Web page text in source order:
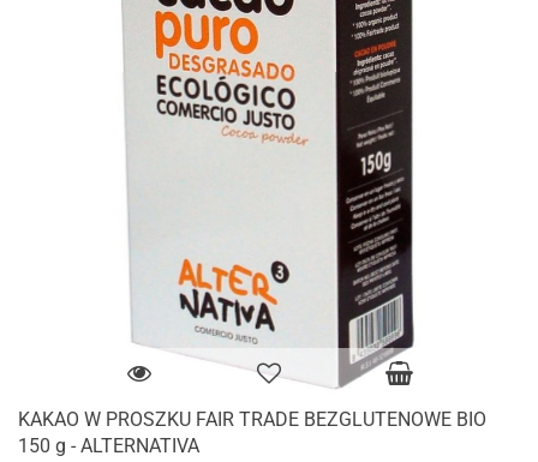
KAKAO W PROSZKU FAIR TRADE BEZGLUTENOWE BIO
150 g - ALTERNATIVA